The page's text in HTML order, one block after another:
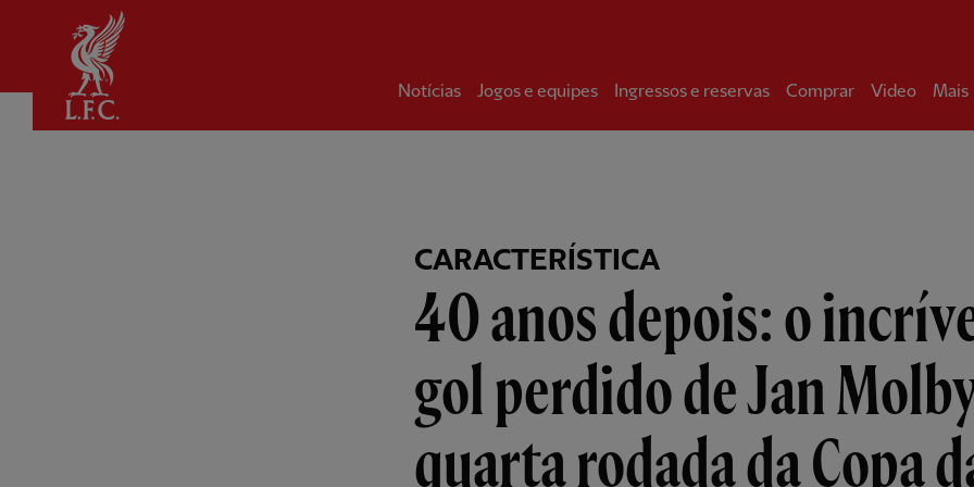
Notícias Jogos e equipes Ingressos e reservas Comprar Video Mais
CARACTERÍSTICA
40 anos depois: o
gol perdido de Jan
quarta rodada da Copa